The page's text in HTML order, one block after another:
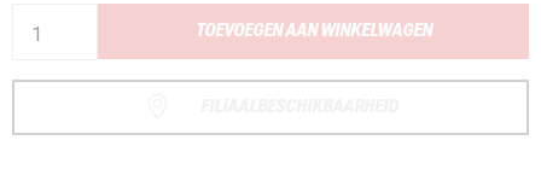
TOEVOEGEN AAN WINKELWAGEN